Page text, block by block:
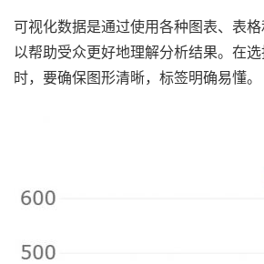
可视化数据是通过使用各种图表、表格
以帮助受众更好地理解分析结果。在
时，要确保图形清晰，标签明确易懂。